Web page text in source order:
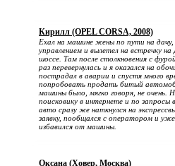
Кирилл (OPEL CORSA, 2008)
Ехал на машине жены по пути на дачу,
управлением и вылетел на встречку
шоссе. Там после столкновения с
раз перевернулась и я оказался на
пострадал в аварии и спустя много
попробовать продать битый
машины было, мягко говоря, не очень.
поисковику в интернете и по запросы
авто сразу же наткнулся на
заявку, пообщался с оператором и уже
избавился от машины.
Оксана (Ховер, Москва)